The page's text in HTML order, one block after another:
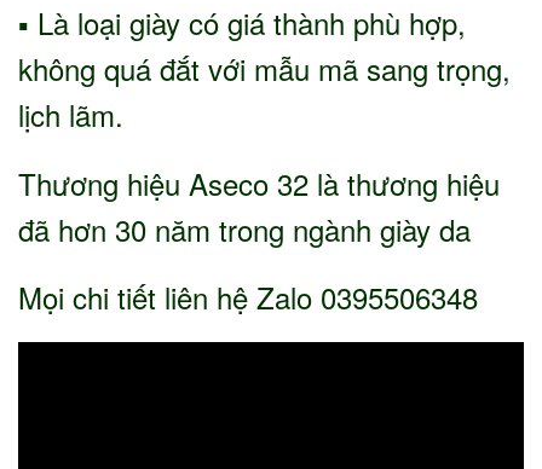
▪ Là loại giày có giá thành phù hợp,
không quá đắt với mẫu mã sang trọng,
lịch lãm.
Thương hiệu Aseco 32 là thương hiệu
đã hơn 30 năm trong ngành giày da
Mọi chi tiết liên hệ Zalo 0395506348